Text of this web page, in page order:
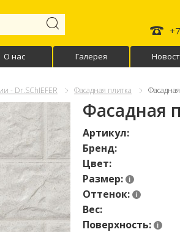
О нас Галерея
- Dr.SChIEFER Фасадная плитка
Фасадная
Артикул:
Бренд:
Цвет:
Размер:
Оттенок:
Вес:
Поверхность: